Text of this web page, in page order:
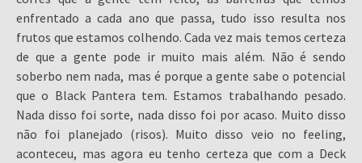
enfrentado a cada ano que passa, tudo isso resulta nos
frutos que estamos colhendo. Cada vez mais temos certeza
de que a gente pode ir muito mais além. Não é sendo
soberbo nem nada, mas é porque a gente sabe o potencial
que o Black Pantera tem. Estamos trabalhando pesado.
Nada disso foi sorte, nada disso foi por acaso. Muito disso
não foi planejado (risos). Muito disso veio no feeling,
aconteceu, mas agora eu tenho certeza que com a Deck